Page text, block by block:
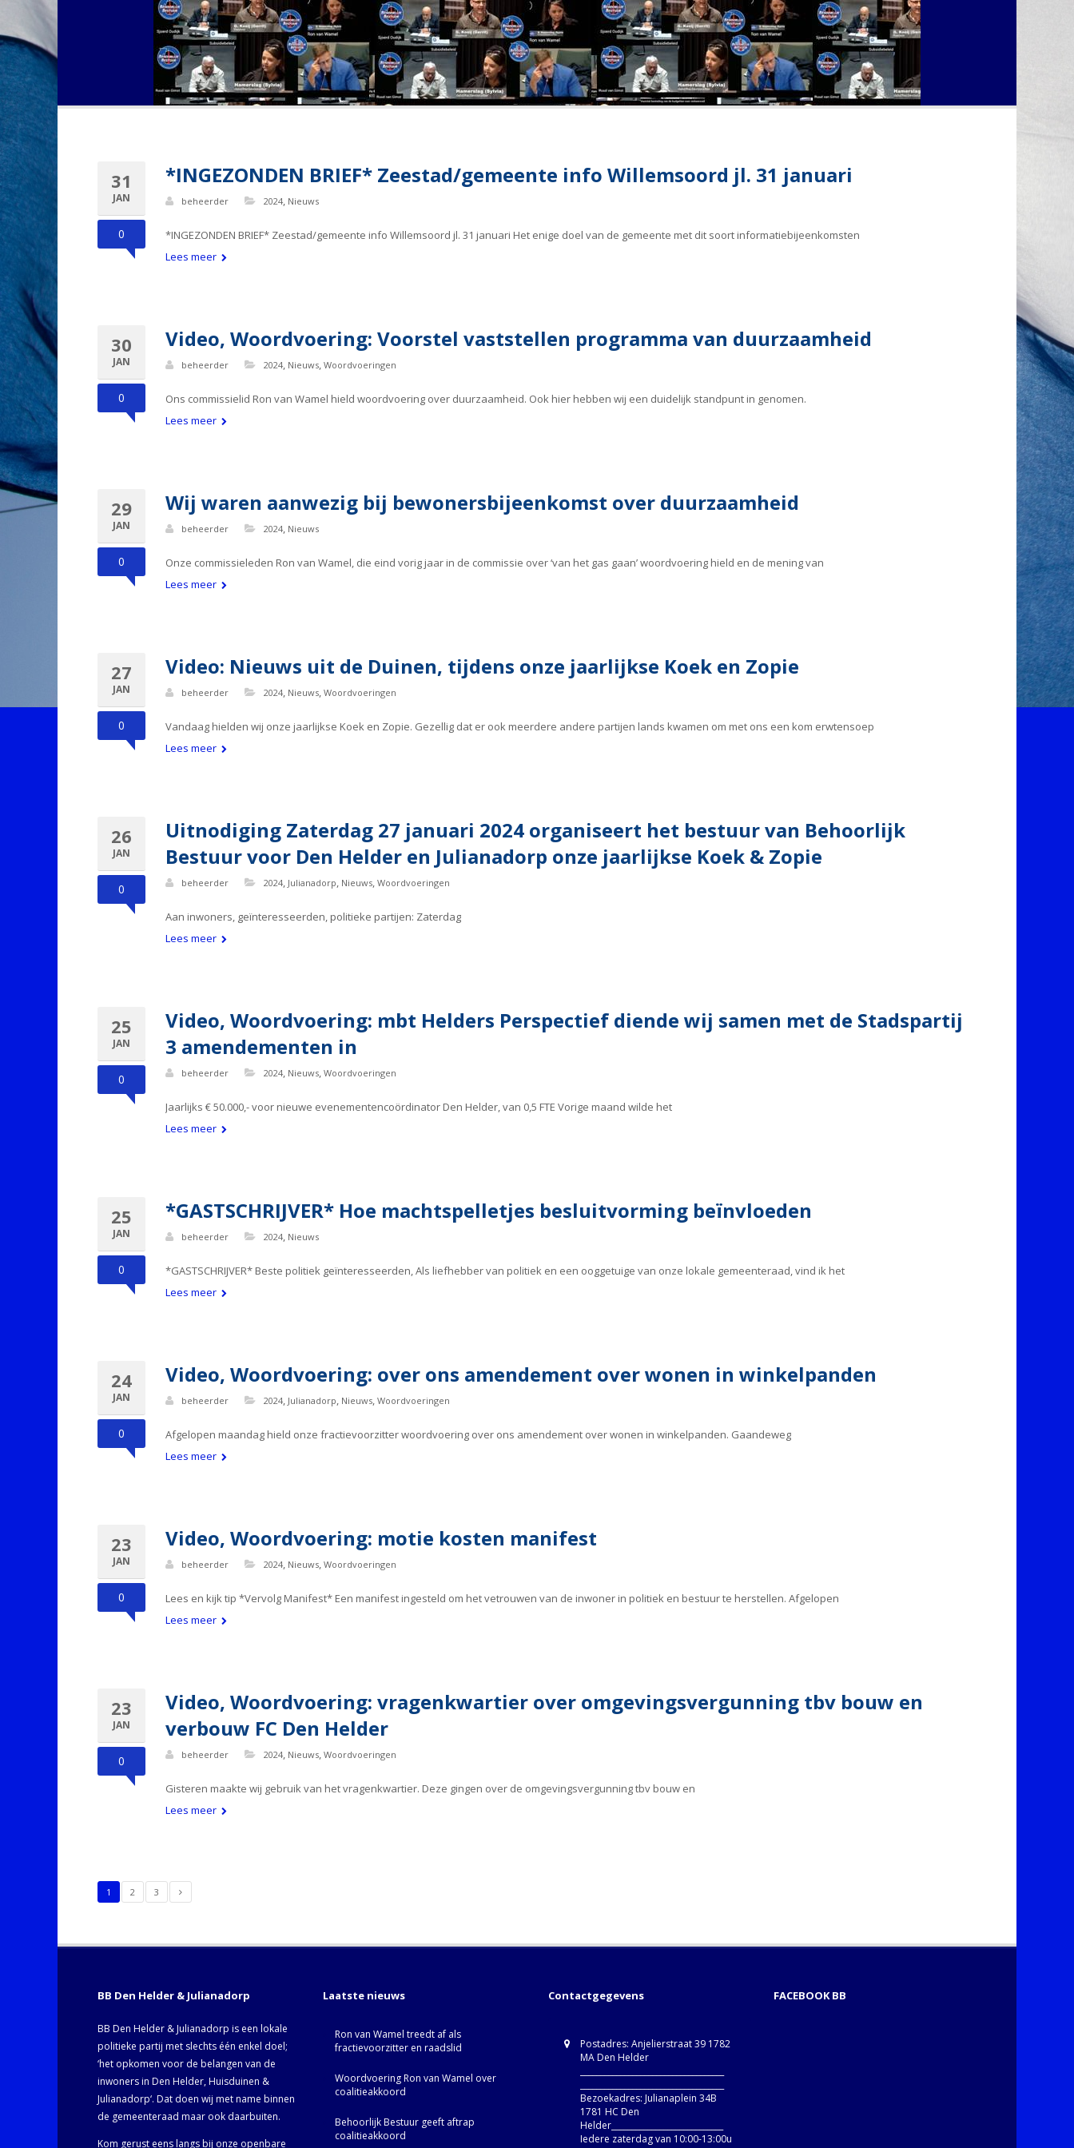
31
JAN
0
*INGEZONDEN BRIEF* Zeestad/gemeente info Willemsoord jl. 31 januari
beheerder 2024, Nieuws
*INGEZONDEN BRIEF* Zeestad/gemeente info Willemsoord jl. 31 januari Het enige doel van de gemeente met dit soort informatiebijeenkomsten
Lees meer
30
JAN
0
Video, Woordvoering: Voorstel vaststellen programma van duurzaamheid
beheerder 2024, Nieuws, Woordvoeringen
Ons commissielid Ron van Wamel hield woordvoering over duurzaamheid. Ook hier hebben wij een duidelijk standpunt in genomen.
Lees meer
29
JAN
0
Wij waren aanwezig bij bewonersbijeenkomst over duurzaamheid
beheerder 2024, Nieuws
Onze commissieleden Ron van Wamel, die eind vorig jaar in de commissie over ‘van het gas gaan’ woordvoering hield en de mening van
Lees meer
27
JAN
0
Video: Nieuws uit de Duinen, tijdens onze jaarlijkse Koek en Zopie
beheerder 2024, Nieuws, Woordvoeringen
Vandaag hielden wij onze jaarlijkse Koek en Zopie. Gezellig dat er ook meerdere andere partijen lands kwamen om met ons een kom erwtensoep
Lees meer
26
JAN
0
Uitnodiging Zaterdag 27 januari 2024 organiseert het bestuur van Behoorlijk
Bestuur voor Den Helder en Julianadorp onze jaarlijkse Koek & Zopie
beheerder 2024, Julianadorp, Nieuws, Woordvoeringen
Aan inwoners, geïnteresseerden, politieke partijen: Zaterdag
Lees meer
25
JAN
0
Video, Woordvoering: mbt Helders Perspectief diende wij samen met de Stadspartij
3 amendementen in
beheerder 2024, Nieuws, Woordvoeringen
Jaarlijks € 50.000,- voor nieuwe evenementencoördinator Den Helder, van 0,5 FTE Vorige maand wilde het
Lees meer
25
JAN
0
*GASTSCHRIJVER* Hoe machtspelletjes besluitvorming beïnvloeden
beheerder 2024, Nieuws
*GASTSCHRIJVER* Beste politiek geïnteresseerden, Als liefhebber van politiek en een ooggetuige van onze lokale gemeenteraad, vind ik het
Lees meer
24
JAN
0
Video, Woordvoering: over ons amendement over wonen in winkelpanden
beheerder 2024, Julianadorp, Nieuws, Woordvoeringen
Afgelopen maandag hield onze fractievoorzitter woordvoering over ons amendement over wonen in winkelpanden. Gaandeweg
Lees meer
23
JAN
0
Video, Woordvoering: motie kosten manifest
beheerder 2024, Nieuws, Woordvoeringen
Lees en kijk tip *Vervolg Manifest* Een manifest ingesteld om het vetrouwen van de inwoner in politiek en bestuur te herstellen. Afgelopen
Lees meer
23
JAN
0
Video, Woordvoering: vragenkwartier over omgevingsvergunning tbv bouw en
verbouw FC Den Helder
beheerder 2024, Nieuws, Woordvoeringen
Gisteren maakte wij gebruik van het vragenkwartier. Deze gingen over de omgevingsvergunning tbv bouw en
Lees meer
1 2 3
BB Den Helder & Julianadorp
BB Den Helder & Julianadorp is een lokale
politieke partij met slechts één enkel doel;
‘het opkomen voor de belangen van de
inwoners in Den Helder, Huisduinen &
Julianadorp‘. Dat doen wij met name binnen
de gemeenteraad maar ook daarbuiten.
Kom gerust eens langs bij onze openbare
Laatste nieuws
Ron van Wamel treedt af als
fractievoorzitter en raadslid
Woordvoering Ron van Wamel over
coalitieakkoord
Behoorlijk Bestuur geeft aftrap
coalitieakkoord
Contactgegevens
Postadres: Anjelierstraat 39 1782
MA Den Helder
Bezoekadres: Julianaplein 34B
1781 HC Den
Helder____________________________
Iedere zaterdag van 10:00-13:00u
FACEBOOK BB